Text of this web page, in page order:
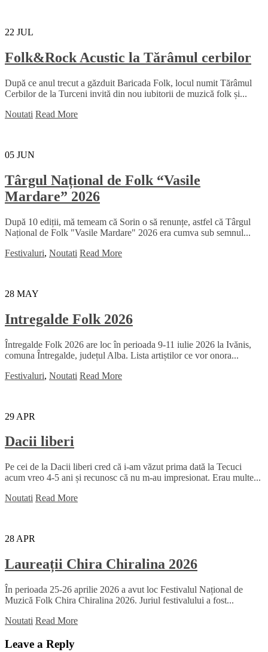
22 JUL
Folk&Rock Acustic la Tărâmul cerbilor
După ce anul trecut a găzduit Baricada Folk, locul numit Tărâmul
Cerbilor de la Turceni invită din nou iubitorii de muzică folk și...
Noutati Read More
05 JUN
Târgul Național de Folk “Vasile
Mardare” 2026
După 10 ediții, mă temeam că Sorin o să renunțe, astfel că Târgul
Național de Folk "Vasile Mardare" 2026 era cumva sub semnul...
Festivaluri, Noutati Read More
28 MAY
Intregalde Folk 2026
Întregalde Folk 2026 are loc în perioada 9-11 iulie 2026 la Ivănis,
comuna Întregalde, județul Alba. Lista artiștilor ce vor onora...
Festivaluri, Noutati Read More
29 APR
Dacii liberi
Pe cei de la Dacii liberi cred că i-am văzut prima dată la Tecuci
acum vreo 4-5 ani și recunosc că nu m-au impresionat. Erau multe...
Noutati Read More
28 APR
Laureații Chira Chiralina 2026
În perioada 25-26 aprilie 2026 a avut loc Festivalul Național de
Muzică Folk Chira Chiralina 2026. Juriul festivalului a fost...
Noutati Read More
Leave a Reply